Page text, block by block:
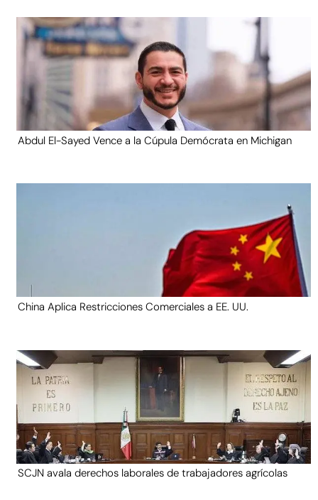
Abdul El-Sayed Vence a la Cúpula Demócrata en Michigan
China Aplica Restricciones Comerciales a EE. UU.
SCJN avala derechos laborales de trabajadores agrícolas